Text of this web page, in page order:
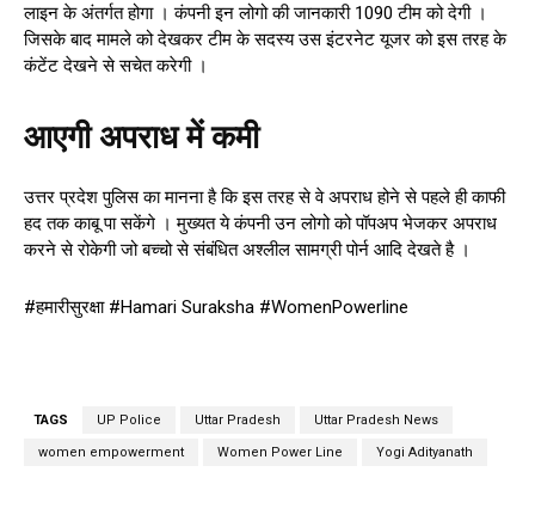
लाइन के अंतर्गत होगा । कंपनी इन लोगो की जानकारी 1090 टीम को देगी ।
जिसके बाद मामले को देखकर टीम के सदस्य उस इंटरनेट यूजर को इस तरह के
कंटेंट देखने से सचेत करेगी ।
आएगी अपराध में कमी
उत्तर प्रदेश पुलिस का मानना है कि इस तरह से वे अपराध होने से पहले ही काफी
हद तक काबू पा सकेंगे । मुख्यत ये कंपनी उन लोगो को पॉपअप भेजकर अपराध
करने से रोकेगी जो बच्चो से संबंधित अश्लील सामग्री पोर्न आदि देखते है ।
#हमारीसुरक्षा #Hamari Suraksha #WomenPowerline
TAGS UP Police Uttar Pradesh Uttar Pradesh News
women empowerment Women Power Line Yogi Adityanath